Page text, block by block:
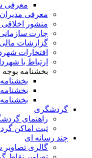
معرفی
معرفی مدیران
منشور
چارت
گزارشات
افتخارات
ارتباط با
بخشنامه
بخشنامه بوجه
بخشنامه بوجه
بخشنامه بوجه
گردشگری
راهنمای
ثبت اماکن
چند رسانه ای
گالری تصاویر